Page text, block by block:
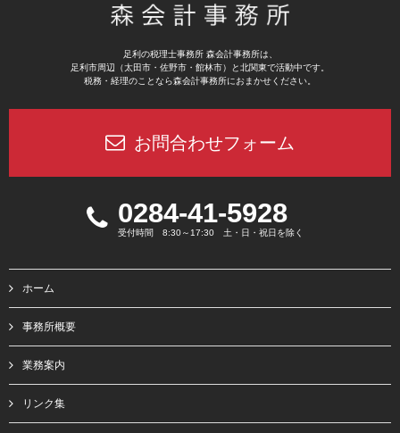
足利の税理士事務所 森会計事務所は、
足利市周辺（太田市・佐野市・館林市）と北関東で活動中です。
税務・経理のことなら森会計事務所におまかせください。
お問合わせフォーム
0284-41-5928
受付時間 8:30～17:30 土・日・祝日を除く
ホーム
事務所概要
業務案内
リンク集